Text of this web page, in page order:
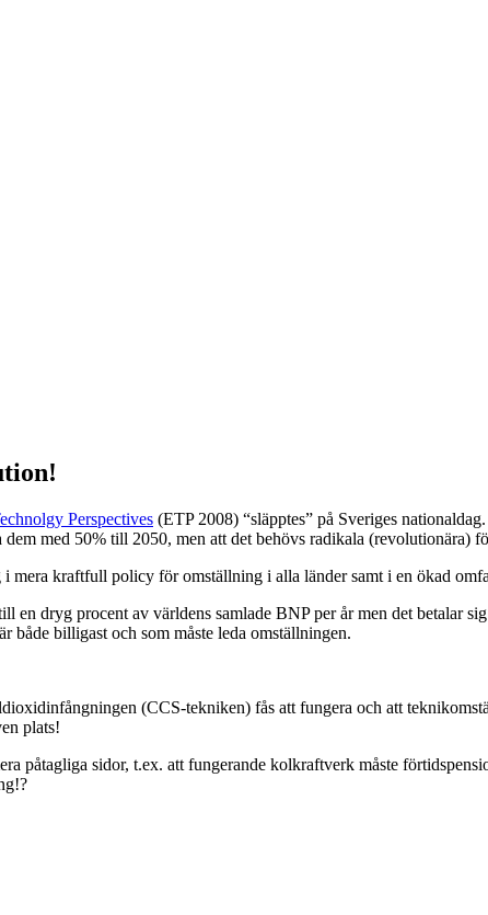
Perspectives (ETP 2008) “släpptes” på Sveriges
dem med 50% till 2050, men att det behövs radikala (revolutionära)
mera kraftfull policy för omställning i alla länder samt i en ökad
en dryg procent av världens samlade BNP per år men det betalar
både billigast och som måste leda omställningen.
(CCS-tekniken) fås att fungera och att
plats!
påtagliga sidor, t.ex. att fungerande kolkraftverk måste